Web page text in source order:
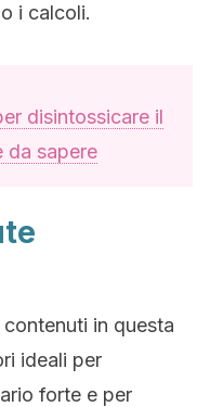
i calcoli.
disintossicare il
da sapere
contenuti in questa
ideali per
forte e per